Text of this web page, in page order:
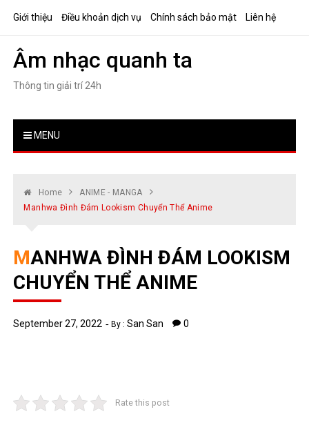
Giới thiệu Điều khoản dịch vụ Chính sách bảo mật Liên hệ
Âm nhạc quanh ta
Thông tin giải trí 24h
MENU
Home
ANIME - MANGA
Manhwa Đình Đám Lookism Chuyển Thể Anime
MANHWA ĐÌNH ĐÁM LOOKISM
CHUYỂN THỂ ANIME
September 27, 2022 By :San San 0
Rate this post